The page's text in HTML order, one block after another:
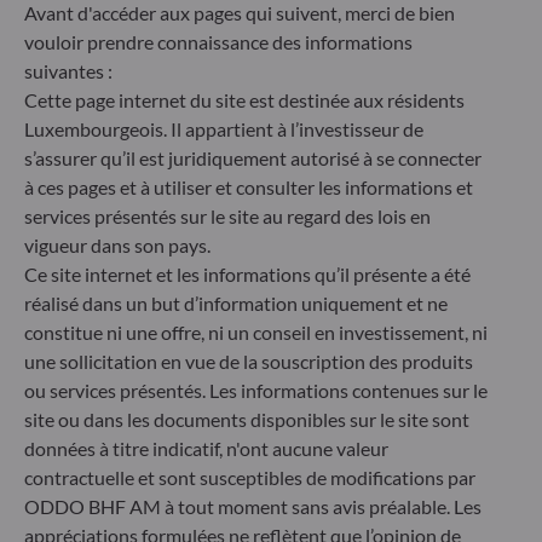
des critères ESG (Environnement et/ou Social et/ou
Gouvernance) dans son processus de décision
d'investissement. Article 9 : L'équipe de gestion suit
un objectif d'investissement durable strict qui
contribue de manière significative aux défis de la
transition écologique, et traite les risques de
durabilité par le biais de notations fournies par le
fournisseur externe de données ESG de la société
de gestion
Avant d'accéder aux pages qui suivent, merci de bien
vouloir prendre connaissance des informations
suivantes :
Cette page internet du site est destinée aux résidents
Luxembourgeois. Il appartient à l’investisseur de
s’assurer qu’il est juridiquement autorisé à se connecter
à ces pages et à utiliser et consulter les informations et
services présentés sur le site au regard des lois en
vigueur dans son pays.
Ce site internet et les informations qu’il présente a été
réalisé dans un but d’information uniquement et ne
constitue ni une offre, ni un conseil en investissement, ni
une sollicitation en vue de la souscription des produits
ou services présentés. Les informations contenues sur le
site ou dans les documents disponibles sur le site sont
données à titre indicatif, n'ont aucune valeur
contractuelle et sont susceptibles de modifications par
ODDO BHF AM à tout moment sans avis préalable. Les
appréciations formulées ne reflètent que l’opinion de